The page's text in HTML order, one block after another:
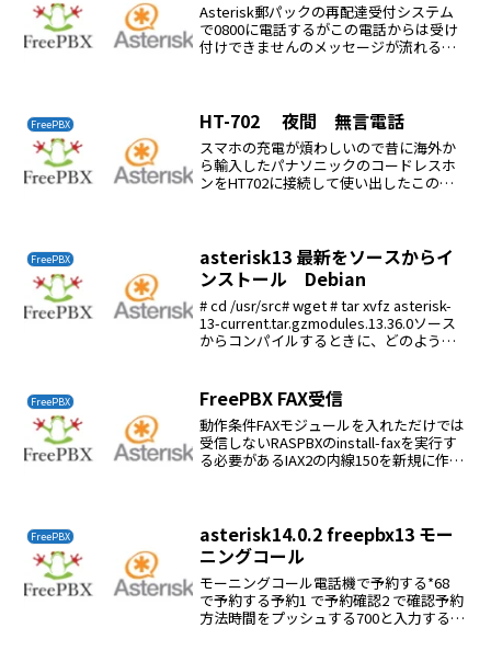
Asterisk郵パックの再配達受付システム
で0800に電話するがこの電話からは受け
付けできませんのメッセージが流れるお
aste...
FreePBX HT-702 夜間 無言電話
スマホの充電が煩わしいので昔に海外か
ら輸入したパナソニックのコードレスホ
ンをHT702に接続して使い出したこのコ
る、やかましい以前、...
FreePBX
asterisk13 最新をソースからイ
ンストール Debian
# cd /usr/src# wget # tar xvfz asterisk-
13-current.tar.gzmodules.13.36.0ソース
からコンパイルするときに、どのような
FreePBX FreePBX FAX受信
動作条件FAXモジュールを入れただけでは
受信しないRASPBXのinstall-faxを実行す
る必要があるIAX2の内線150を新規に作る
FreePBX
asterisk14.0.2 freepbx13 モー
ニングコール
モーニングコール電話機で予約する*68
で予約する予約1 で予約確認2 で確認予約
方法時間をプッシュする700と入力すると